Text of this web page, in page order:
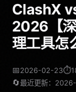
ClashX
2026【
理工具怎
📅2026-02-23⏱️
🔄最近更新：